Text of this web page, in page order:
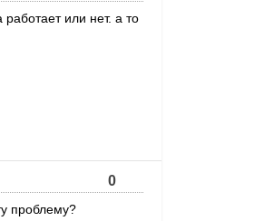
или нет. а то
0
проблему?